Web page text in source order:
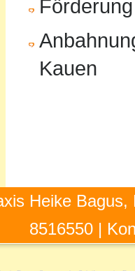
Kauen
Heike
8516550 |